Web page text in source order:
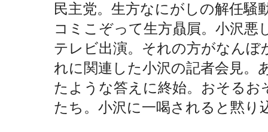
民主党。生方なにがしの解任騒
コミこぞって生方贔屓。小沢悪
テレビ出演。それの方がなんぼ
れに関連した小沢の記者会見。
たような答えに終始。おそるお
たち。小沢に一喝されると黙り